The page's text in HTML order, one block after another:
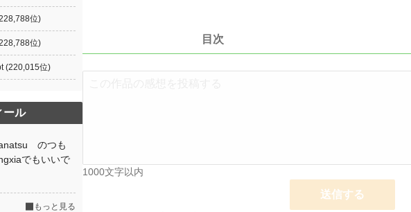
目次
1000文字以内
送信する
位)
位)
(220,015位)
ール
のつも
でもいいで
もっと見る